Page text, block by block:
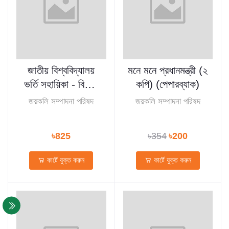
জাতীয় বিশ্ববিদ্যালয়
ভর্তি সহায়িকা - বিজ্ঞান
শাখা
জয়কলি সম্পাদনা পরিষদ
৳825
কার্টে যুক্ত করুন
মনে মনে প্রধানমন্ত্রী (২
কপি) (পেপারব্যাক)
জয়কলি সম্পাদনা পরিষদ
৳354 ৳200
কার্টে যুক্ত করুন